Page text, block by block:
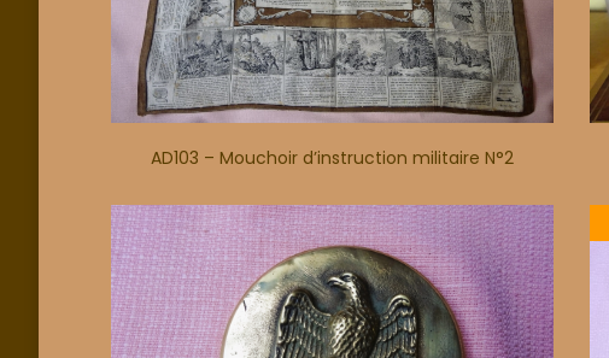
AD103 – Mouchoir d’instruction militaire N°2